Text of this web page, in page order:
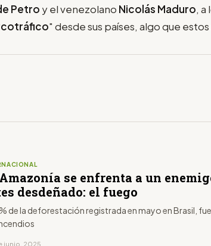
Petro y el venezolano Nicolás Maduro, a
" desde sus países, algo que
se enfrenta a un
desdeñado: el fuego
% de la deforestación registrada en mayo en Brasil,
junio, 2025